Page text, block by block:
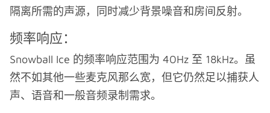
隔离所需的声源，同时减少背景噪音和房间反射。
频率响应：
Snowball Ice 的频率响应范围为 40Hz 至 18kHz。虽
然不如其他一些麦克风那么宽，但它仍然足以捕获人
声、语音和一般音频录制需求。